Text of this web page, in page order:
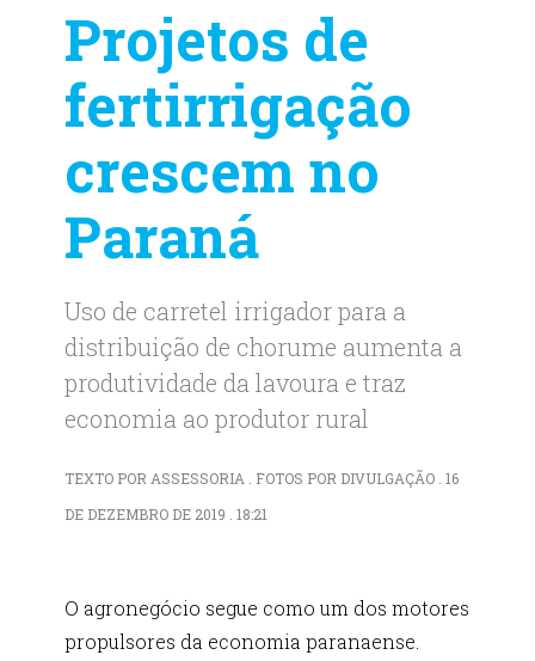
Projetos de
fertirrigação
crescem no
Paraná
Uso de carretel irrigador para a
distribuição de chorume aumenta a
produtividade da lavoura e traz
economia ao produtor rural
TEXTO POR ASSESSORIA . FOTOS POR DIVULGAÇÃO . 16
DE DEZEMBRO DE 2019 . 18:21
O agronegócio segue como um dos motores
propulsores da economia paranaense.